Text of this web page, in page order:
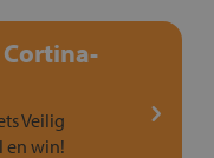
Veilig
en win!